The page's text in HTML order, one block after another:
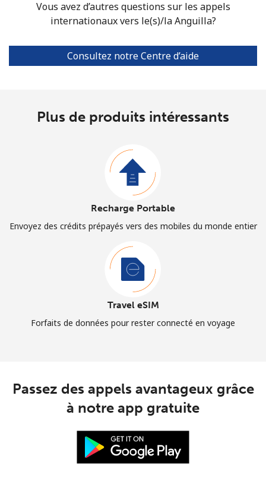
Vous avez d’autres questions sur les appels
internationaux vers le(s)/la Anguilla?
Consultez notre Centre d’aide
Plus de produits intéressants
Recharge Portable
Envoyez des crédits prépayés vers des mobiles du monde entier
Travel eSIM
Forfaits de données pour rester connecté en voyage
Passez des appels avantageux grâce
à notre app gratuite